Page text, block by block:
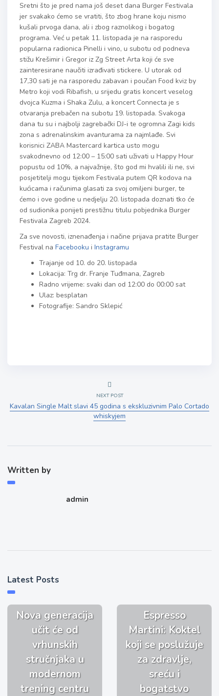
Sretni što je pred nama još deset dana Burger Festivala
jer svakako ćemo se vratiti, što zbog hrane koju nismo
kušali prvoga dana, ali i zbog raznolikog i bogatog
programa. Već u petak 11. listopada je na rasporedu
popularna radionica Pinelli i vino, u subotu od podneva
stižu Krešimir i Gregor iz Zg Street Arta koji će sve
zainteresirane naučiti izrađivati stickere. U utorak od
17,30 sati je na rasporedu zabavan i poučan Food kviz by
Metro koji vodi Ribafish, u srijedu gratis koncert veselog
dvojca Kuzma i Shaka Zulu, a koncert Connecta je s
otvaranja prebačen na subotu 19. listopada. Svakoga
dana tu su i najbolji zagrebački DJ-i te ogromna Zagi kids
zona s adrenalinskim avanturama za najmlađe. Svi
korisnici ZABA Mastercard kartica usto mogu
svakodnevno od 12:00 – 15:00 sati uživati u Happy Hour
popustu od 10%, a najvažnije, što god mi hvalili ili ne, svi
posjetitelji mogu tijekom Festivala putem QR kodova na
kućicama i računima glasati za svoj omiljeni burger, te
ćemo i ove godine u nedjelju 20. listopada doznati tko će
od sudionika ponijeti prestižnu titulu pobjednika Burger
Festivala Zagreb 2024.
Za sve novosti, iznenađenja i načine prijava pratite Burger
Festival na Facebooku i Instagramu
Trajanje od 10. do 20. listopada
Lokacija: Trg dr. Franje Tuđmana, Zagreb
Radno vrijeme: svaki dan od 12:00 do 00:00 sat
Ulaz: besplatan
Fotografije: Sandro Sklepić
NEXT POST
Kavalan Single Malt slavi 45 godina s ekskluzivnim Palo Cortado
whiskyjem
Written by
admin
Latest Posts
Nova generacija
učit će od
vrhunskih
stručnjaka u
modernom
trening centru
Espresso
Martini: Koktel
koji se poslužuje
za zdravlje,
sreću i
bogatstvo